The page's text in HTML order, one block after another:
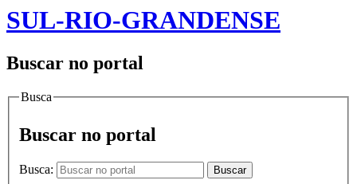
SUL-RIO-GRANDENSE
Buscar no portal
Busca
Buscar no portal
Busca: Buscar